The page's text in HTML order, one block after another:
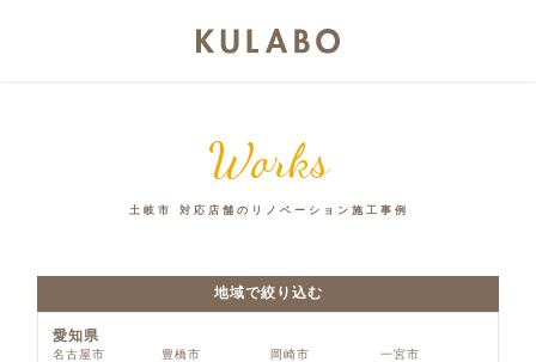
Works
土岐市 対応店舗のリノベーション施工事例
地域で絞り込む
愛知県
名古屋市 豊橋市 岡崎市
一宮市